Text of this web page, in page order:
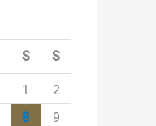
S S
1
2
8
9